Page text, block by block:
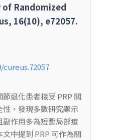
Randomized
16(10), e72057.
退化患者接受 PRP 關
，發現多數研究顯示
作用多為短暫局部痠
中提到 PRP 可作為關